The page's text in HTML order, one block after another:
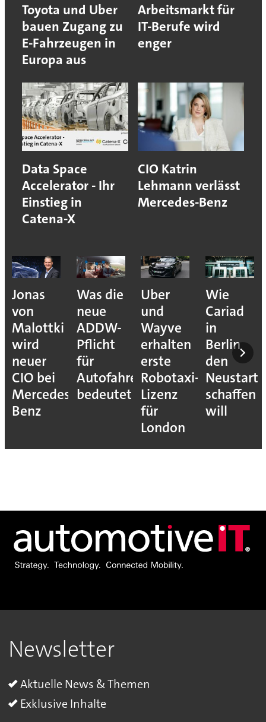
Toyota und Uber
bauen Zugang zu
E-Fahrzeugen in
Europa aus
Arbeitsmarkt für
IT-Berufe wird
enger
Data Space
Accelerator - Ihr
Einstieg in
Catena-X
CIO Katrin
Lehmann verlässt
Mercedes-Benz
Jonas
von
Malottki
wird
neuer
CIO bei
Mercedes-
Benz
Was die
neue
ADDW-
Pflicht
für
Autofahrer
bedeutet
Uber
und
Wayve
erhalten
erste
Robotaxi-
Lizenz
für
London
Wie
Cariad
in
Berlin
den
Neustart
schaffen
will
Newsletter
Aktuelle News & Themen
Exklusive Inhalte